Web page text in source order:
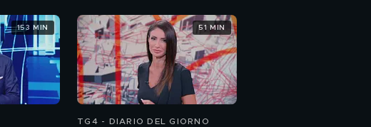
153 MIN
TG4 - DIARIO DEL GIORNO
51 MIN